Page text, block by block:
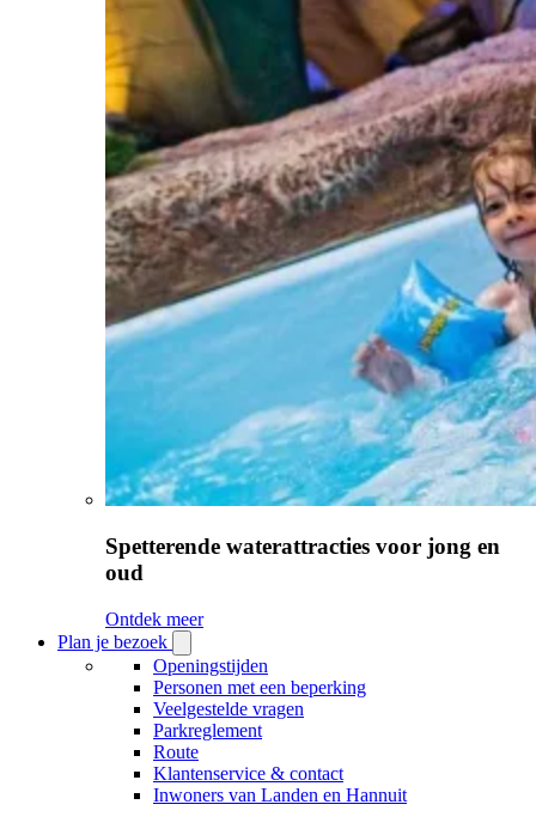
Spetterende waterattracties voor jong en
oud
Ontdek meer
Plan je bezoek
Plan
je
bezoek
submenu
Openingstijden
Personen met een beperking
Veelgestelde vragen
Parkreglement
Route
Klantenservice & contact
Inwoners van Landen en Hannuit